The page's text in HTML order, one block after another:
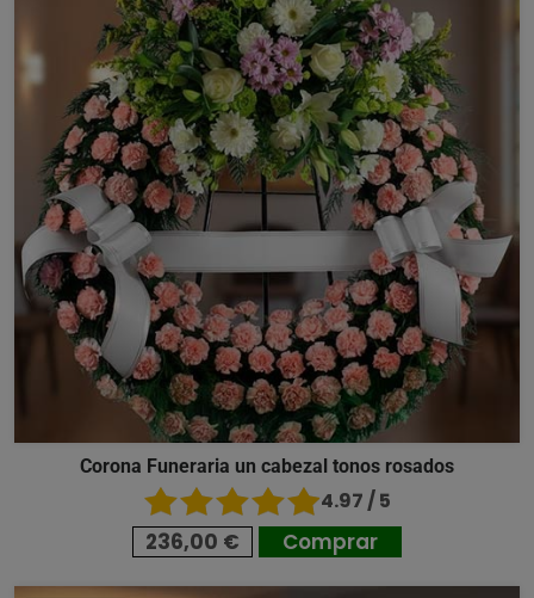
Corona Funeraria un cabezal tonos rosados
4.97 / 5
236,00 € Comprar